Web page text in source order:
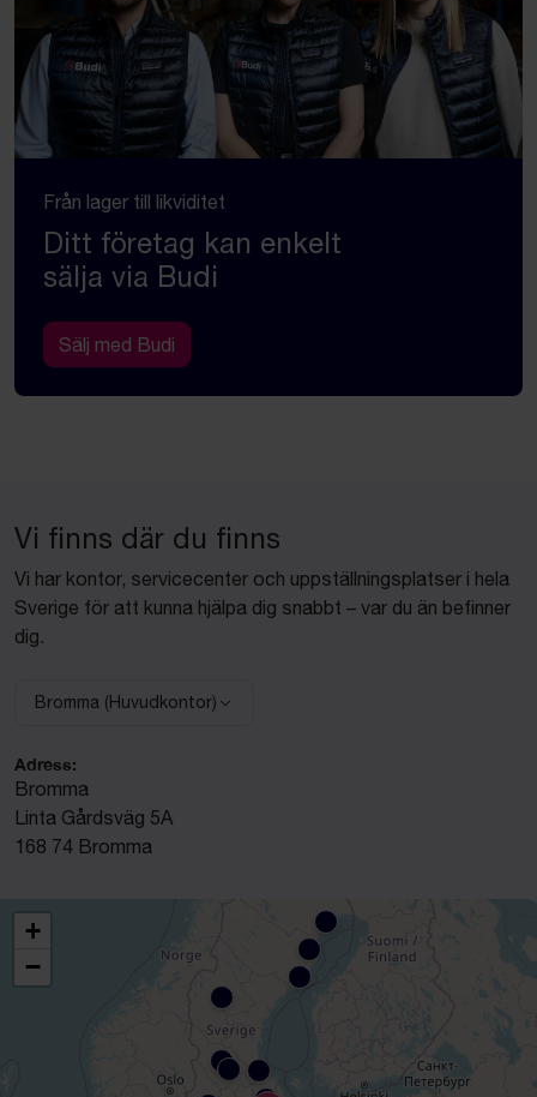
Från lager till likviditet
Ditt företag kan enkelt
sälja via Budi
Sälj med Budi
Vi finns där du finns
Vi har kontor, servicecenter och uppställningsplatser i hela
Sverige för att kunna hjälpa dig snabbt – var du än befinner
dig.
Välj anläggning:
Bromma (Huvudkontor)
Adress:
Bromma
Linta Gårdsväg 5A
168 74 Bromma
+
−